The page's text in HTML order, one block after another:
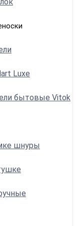
Luxe
бытовые Vitok
шнуры